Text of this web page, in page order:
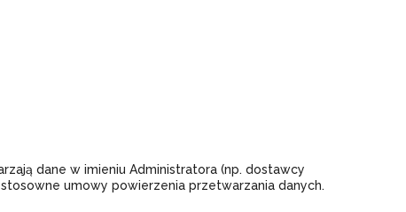
dane w imieniu Administratora (np. dostawcy
umowy powierzenia przetwarzania danych.